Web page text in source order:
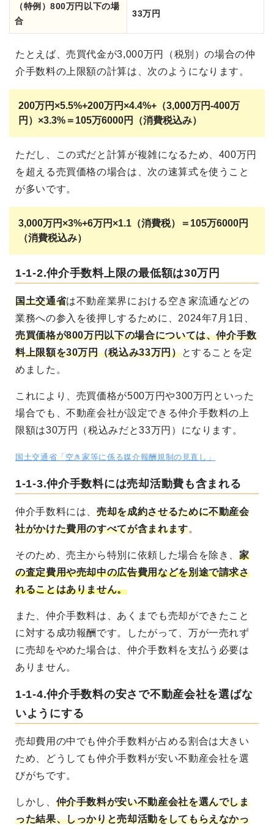
（特例）800万円以下の場
合
33万円
たとえば、売買代金が3,000万円（税別）の場合の仲
介手数料の上限額の計算は、次のようになります。
200万円×5.5%+200万円×4.4%+（3,000万円-400万
円）×3.3%＝105万6000円（消費税込み）
ただし、この式だと計算が複雑になるため、400万円
を超える売買価格の場合は、次の速算式を使うこと
が多いです。
3,000万円×3%+6万円×1.1（消費税）＝105万6000円
（消費税込み）
1-1-2.仲介手数料上限の最低額は30万円
国土交通省は不動産業界における空き家流通などの
業務への参入を後押しするために、2024年7月1日、
売買価格が800万円以下の場合については、仲介手数
料上限額を30万円（税込み33万円）とすることを定
めました。
これにより、売買価格が500万円や300万円といった
場合でも、不動産会社が設定できる仲介手数料の上
限額は30万円（税込みだと33万円）になります。
国土交通省「空き家等に係る媒介報酬規制の見直し」
1-1-3.仲介手数料には売却活動費も含まれる
仲介手数料には、売却を成約させるために不動産会
社がかけた費用のすべてが含まれます。
そのため、売主から特別に依頼した場合を除き、家
の査定費用や売却中の広告費用などを別途で請求さ
れることはありません。
また、仲介手数料は、あくまでも売却ができたこと
に対する成功報酬です。したがって、万が一売れず
に売却をやめた場合は、仲介手数料を支払う必要は
ありません。
1-1-4.仲介手数料の安さで不動産会社を選ばな
いようにする
売却費用の中でも仲介手数料が占める割合は大きい
ため、どうしても仲介手数料が安い不動産会社を選
びがちです。
しかし、 仲介手数料が安い不動産会社を選んでしま
った結果、しっかりと売却活動をしてもらえなかっ